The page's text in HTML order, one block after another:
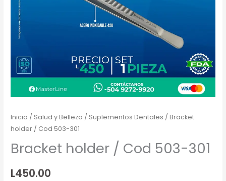
Inicio / Salud y Belleza / Suplementos Dentales / Bracket
holder / Cod 503-301
Bracket holder / Cod 503-301
L450.00